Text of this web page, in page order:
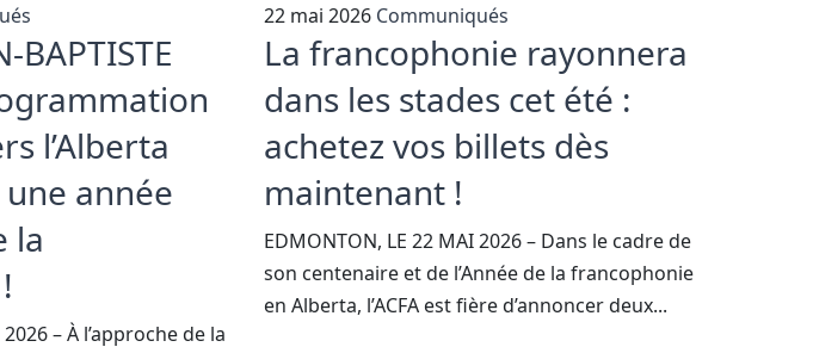
BAPTISTE
l’Alberta
année
la
– À l’approche de la
22 mai 2026 Communiqués
La francophonie rayonnera
dans les stades cet été :
achetez vos billets dès
maintenant !
EDMONTON, LE 22 MAI 2026 – Dans le cadre de
son centenaire et de l’Année de la francophonie
en Alberta, l’ACFA est fière d’annoncer deux...